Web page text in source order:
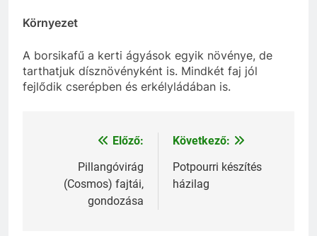
Környezet
A borsikafű a kerti ágyások egyik növénye, de
tarthatjuk dísznövényként is. Mindkét faj jól
fejlődik cserépben és erkélyládában is.
Bejegyzés
navigáció
Előző:
Pillangóvirág
(Cosmos) fajtái,
gondozása
Következő:
Potpourri készítés
házilag